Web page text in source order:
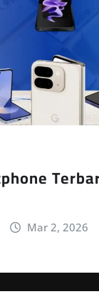
Mar 2, 2026